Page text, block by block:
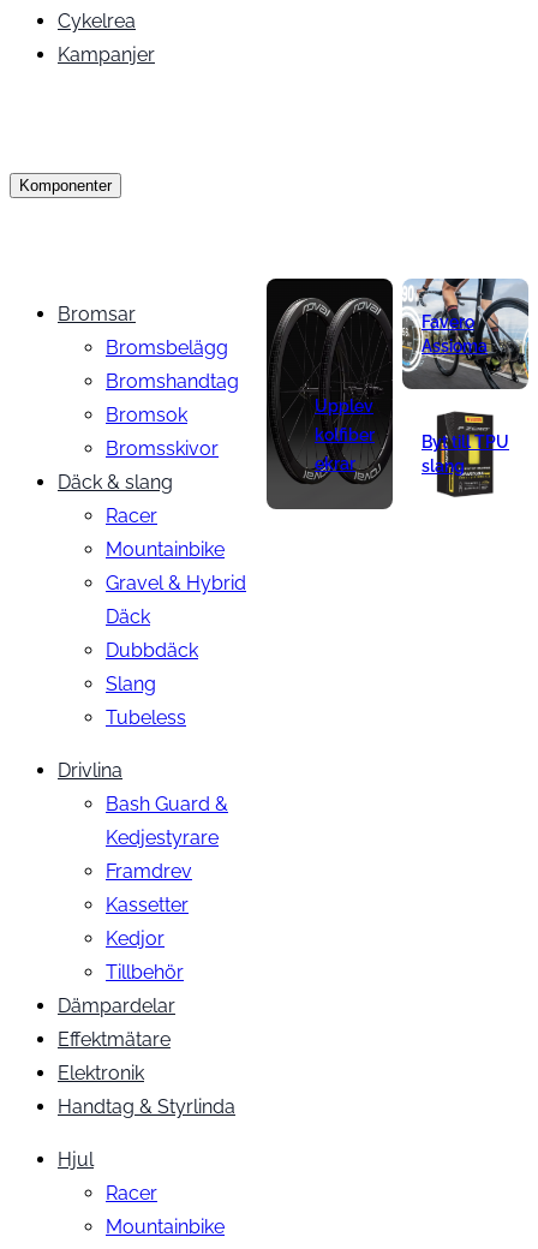
Cykelrea
Kampanjer
Komponenter
Bromsar
Bromsbelägg
Bromshandtag
Bromsok
Bromsskivor
Däck & slang
Racer
Mountainbike
Gravel & Hybrid
Däck
Dubbdäck
Slang
Tubeless
Drivlina
Bash Guard &
Kedjestyrare
Framdrev
Kassetter
Kedjor
Tillbehör
Dämpardelar
Effektmätare
Elektronik
Handtag & Styrlinda
Hjul
Racer
Mountainbike
Upplev
kolfiber
ekrar
Favero
Assioma
Byt till TPU
slang